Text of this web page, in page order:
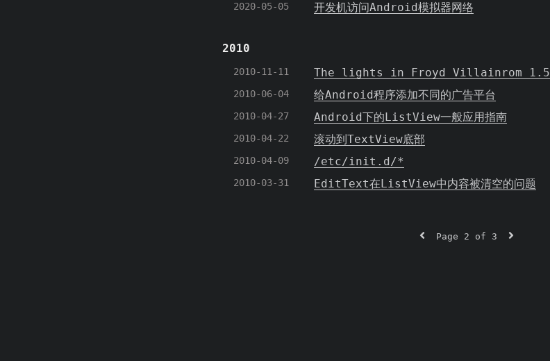
2020-05-05 开发机访问Android模拟器网络
2010
2010-11-11 The lights in Froyd Villainrom 1.5
2010-06-04 给Android程序添加不同的广告平台
2010-04-27 Android下的ListView一般应用指南
2010-04-22 滚动到TextView底部
2010-04-09 /etc/init.d/*
2010-03-31 EditText在ListView中内容被清空的问题
Page 2 of 3